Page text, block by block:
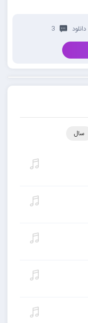
3
سال